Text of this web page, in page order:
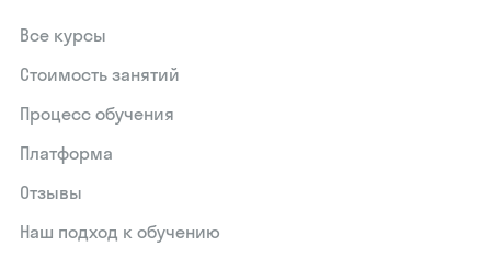
Все курсы
Стоимость занятий
Процесс обучения
Платформа
Отзывы
Наш подход к обучению